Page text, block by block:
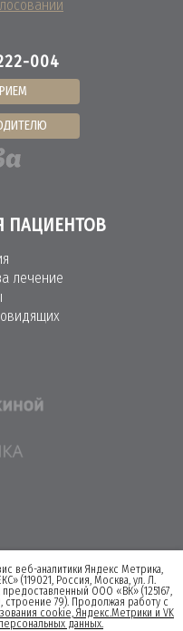
ПАЦИЕНТОВ
лечение
004
веб-аналитики Яндекс Метрика,
(119021, Россия, Москва, ул. Л.
предоставленный ООО «ВК» (125167,
строение 79). Продолжая работу с
cookie, Яндекс.Метрики и VK
данных.